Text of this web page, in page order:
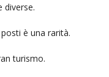
diverse.
è una rarità.
turismo.